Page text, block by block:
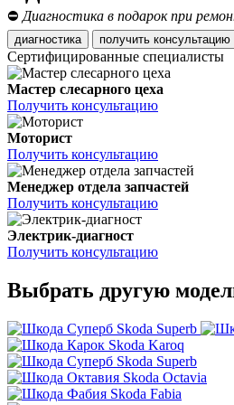
⛔ Диагностика в подарок при
диагностика получить консультацию
Сертифицированные специалисты
Мастер слесарного цеха
Получить консультацию
Моторист
Получить консультацию
Менеджер отдела запчастей
Получить консультацию
Электрик-диагност
Получить консультацию
Выбрать другую
Skoda Superb
Skoda Karoq
Skoda Superb
Skoda Octavia
Skoda Fabia